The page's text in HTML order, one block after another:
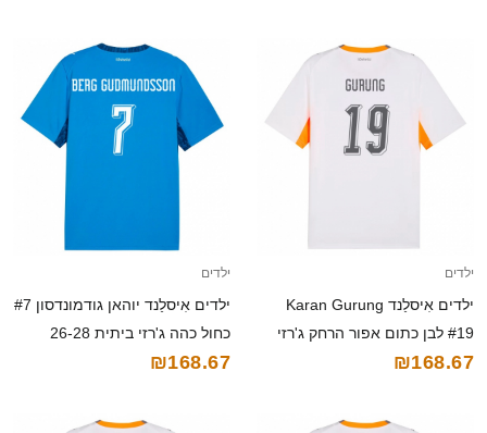
ילדים
ילדים אִיסלַנד Karan Gurung
#19 לבן כתום אפור הרחק ג'רזי
26-28 חולצה קצרה
₪168.67
ילדים
ילדים אִיסלַנד יוהאן גודמונדסון #7
כחול כהה ג'רזי ביתית 26-28
חולצה קצרה
₪168.67